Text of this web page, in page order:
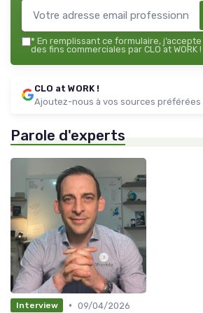
* En remplissant ce formulaire,
des fins commerciales par CLO at WORK
CLO at WORK !
Ajoutez-nous à vos sources préférées
Parole d'experts
Interview • 09/04/2026